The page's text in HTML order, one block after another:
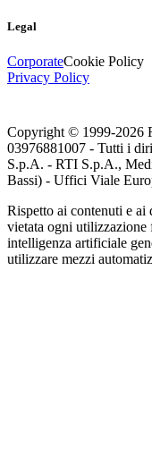
Legal
CorporateCookie Policy
Privacy Policy
Copyright © 1999-2026
03976881007 - Tutti i
S.p.A. - RTI S.p.A.,
Bassi) - Uffici Viale
Rispetto ai contenuti e ai
vietata ogni utilizzazione
intelligenza artificiale
utilizzare mezzi